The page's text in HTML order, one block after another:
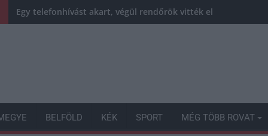
Egy telefonhívást akart, végül rendőrök vitték el a mezőtúri
BELFÖLD KÉK SPORT MÉG TÖBB ROVAT